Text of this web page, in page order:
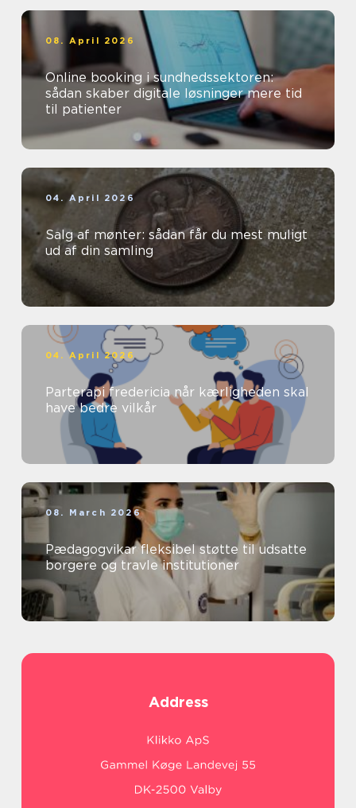
08. April 2026
Online booking i sundhedssektoren:
sådan skaber digitale løsninger mere tid
til patienter
04. April 2026
Salg af mønter: sådan får du mest muligt
ud af din samling
04. April 2026
Parterapi fredericia når kærligheden skal
have bedre vilkår
08. March 2026
Pædagogvikar fleksibel støtte til udsatte
borgere og travle institutioner
Address